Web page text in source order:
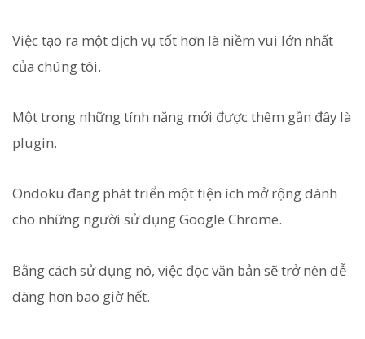
Việc tạo ra một dịch vụ tốt hơn là niềm vui lớn nhất
của chúng tôi.
Một trong những tính năng mới được thêm gần đây là
plugin.
Ondoku đang phát triển một tiện ích mở rộng dành
cho những người sử dụng Google Chrome.
Bằng cách sử dụng nó, việc đọc văn bản sẽ trở nên dễ
dàng hơn bao giờ hết.